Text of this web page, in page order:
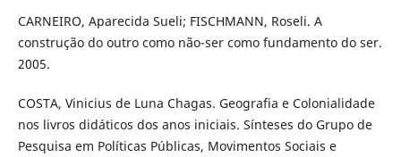
CARNEIRO, Aparecida Sueli; FISCHMANN, Roseli. A
construção do outro como não-ser como fundamento do ser.
2005.
COSTA, Vinicius de Luna Chagas. Geografia e Colonialidade
nos livros didáticos dos anos iniciais. Sínteses do Grupo de
Pesquisa em Políticas Públicas, Movimentos Sociais e